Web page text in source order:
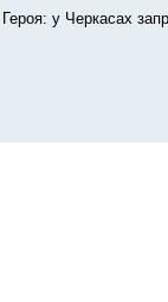
Героя: у Черкасах